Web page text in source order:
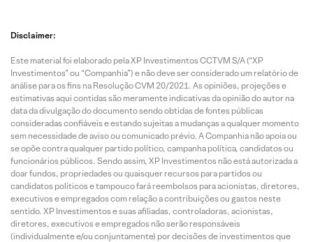
Disclaimer:
Este material foi elaborado pela XP Investimentos CCTVM S/A (“XP
Investimentos” ou “Companhia”) e não deve ser considerado um relatório de
análise para os fins na Resolução CVM 20/2021. As opiniões, projeções e
estimativas aqui contidas são meramente indicativas da opinião do autor na
data da divulgação do documento sendo obtidas de fontes públicas
consideradas confiáveis e estando sujeitas a mudanças a qualquer momento
sem necessidade de aviso ou comunicado prévio. A Companhia não apoia ou
se opõe contra qualquer partido político, campanha política, candidatos ou
funcionários públicos. Sendo assim, XP Investimentos não está autorizada a
doar fundos, propriedades ou quaisquer recursos para partidos ou
candidatos políticos e tampouco fará reembolsos para acionistas, diretores,
executivos e empregados com relação a contribuições ou gastos neste
sentido. XP Investimentos e suas afiliadas, controladoras, acionistas,
diretores, executivos e empregados não serão responsáveis
(individualmente e/ou conjuntamente) por decisões de investimentos que